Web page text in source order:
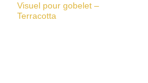
Visuel pour gobelet –
Terracotta